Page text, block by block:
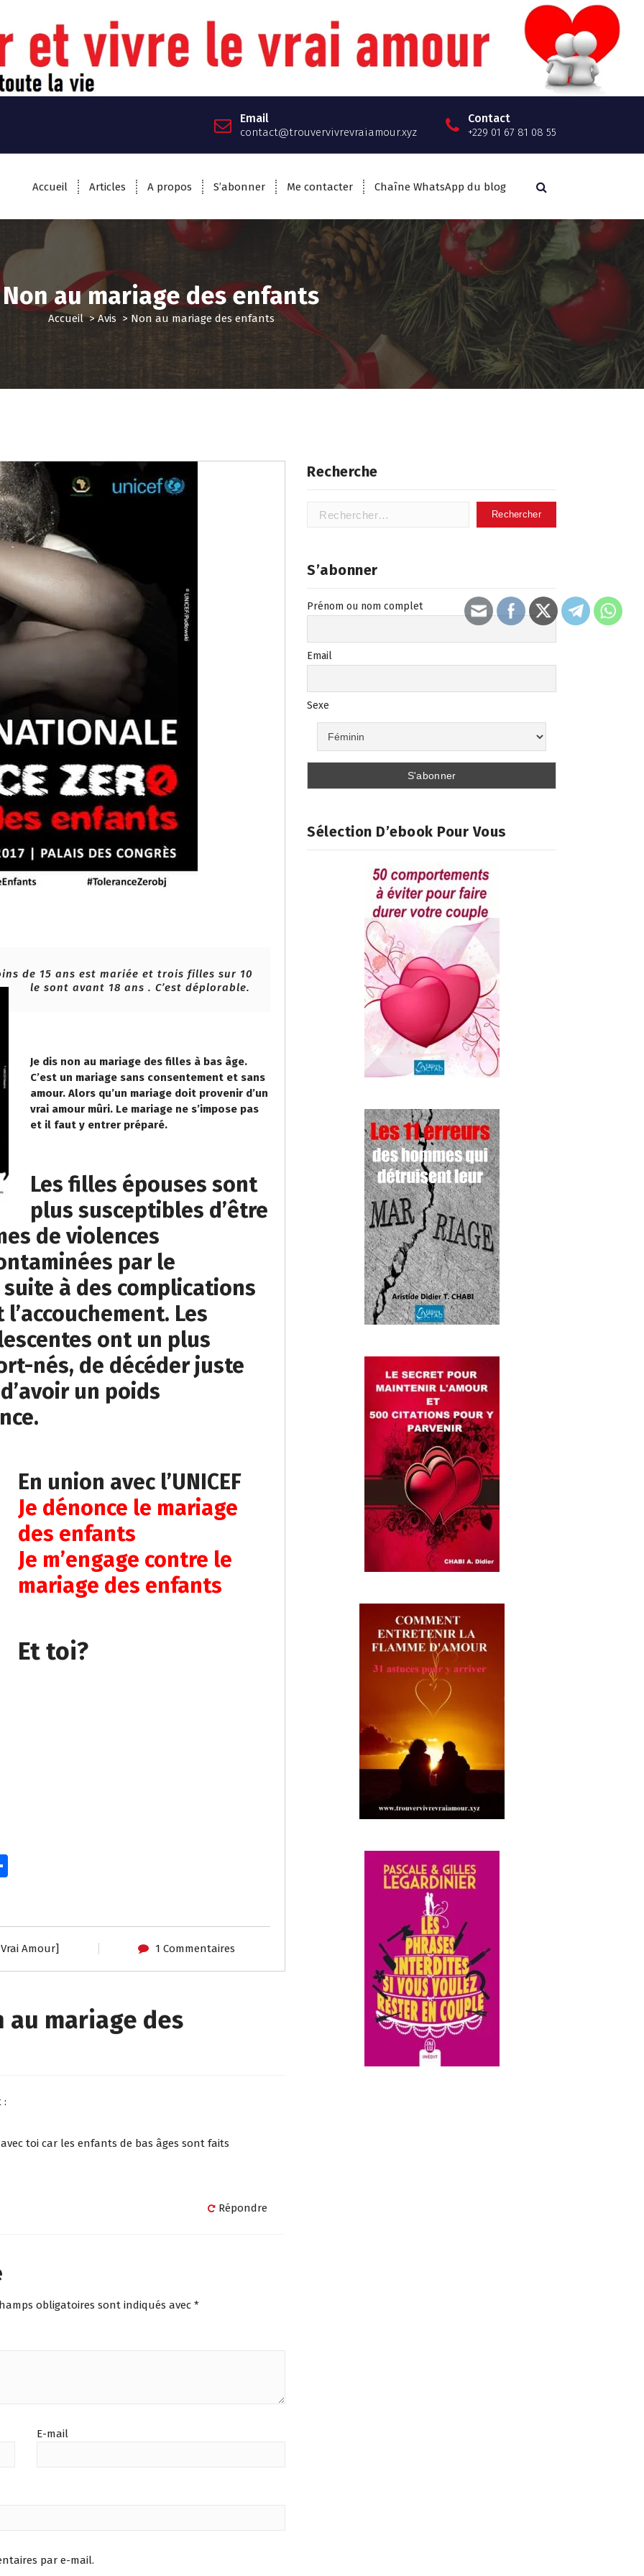
Email
contact@trouvervivrevraiamour.xyz
Contact
+229 01 67 81 08 55
Accueil Articles A propos S’abonner Me contacter Chaîne WhatsApp du blog
Non au mariage des enfants
Accueil>Avis > Non au mariage des enfants
de 15 ans est mariée et trois filles sur 10
le sont avant 18 ans . C’est déplorable.
Je dis non au mariage des filles à bas âge.
C’est un mariage sans consentement et sans
amour. Alors qu’un mariage doit provenir d’un
vrai amour mûri. Le mariage ne s’impose pas
et il faut y entrer préparé.
Les filles épouses sont
plus susceptibles d’être
de violences
par le
à des complications
Les
ont un plus
nés, de décéder juste
un poids
En union avec l’UNICEF
Je dénonce le mariage
des enfants
Je m’engage contre le
mariage des enfants
Et toi?
g
erAmour] 1 Commentaires
au mariage des
:
toi car les enfants de bas âges sont faits
Répondre
obligatoires sont indiqués avec *
E-mail
par e-mail.
Recherche
Rechercher :
S’abonner
Prénom ou nom complet
Email
Sexe
Sélection D’ebook Pour Vous